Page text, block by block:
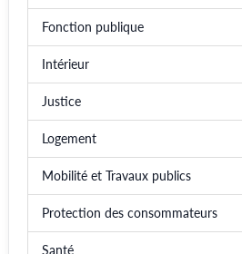
Fonction publique
Intérieur
Justice
Logement
Mobilité et Travaux publics
Protection des consommateurs
Santé